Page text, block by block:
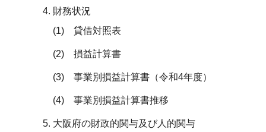
財務状況
(1) 貸借対照表
(2) 損益計算書
(3) 事業別損益計算書（令和4年度）
(4) 事業別損益計算書推移
大阪府の財政的関与及び人的関与